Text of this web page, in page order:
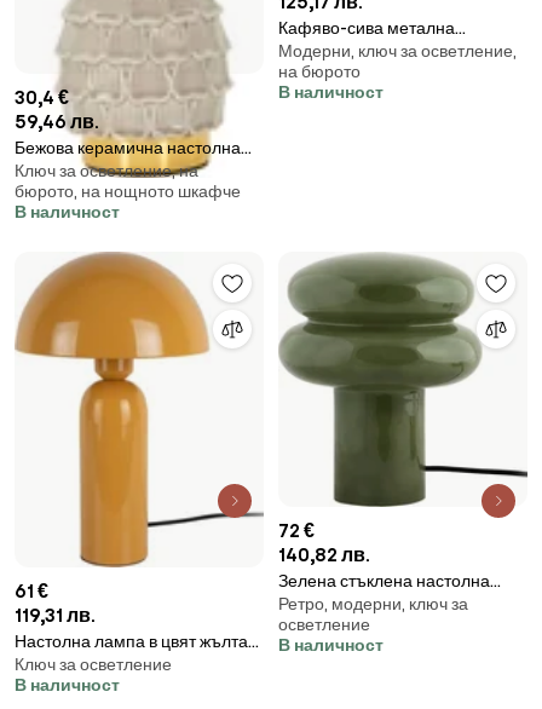
30,4 €
59,46 лв.
Бежова керамична настолна
лампа с текстилен абажур
(височина 30,5 cm) Pigny –
Mauro Ferretti
Ключ за осветление, на
бюрото, на нощното шкафче
В наличност
Кафяво-сива метална
настолна лампа (височина 43
cm) Gleam – Sollux
Модерни, ключ за осветление,
на бюрото
В наличност
61 €
119,31 лв.
Настолна лампа в цвят жълта
охра (височина 35 cm) Aente –
Leitmotiv
Ключ за осветление
В наличност
72 €
140,82 лв.
Зелена стъклена настолна
лампа (височина 24 cm)
Incesante – Leitmotiv
Ретро, модерни, ключ за
осветление
В наличност